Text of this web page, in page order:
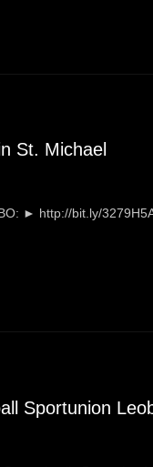
St. Michael
► http://bit.ly/
Sportunion